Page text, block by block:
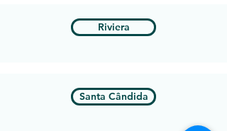
Riviera
Santa Cândida